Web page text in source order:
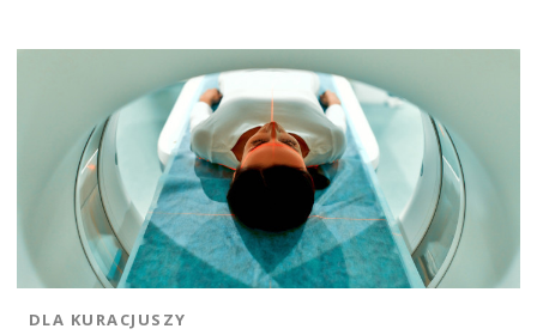
DLA KURACJUSZY